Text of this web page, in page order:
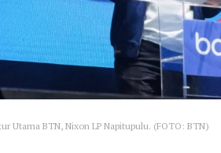
Utama BTN, Nixon LP Napitupulu. (FOTO: BTN)